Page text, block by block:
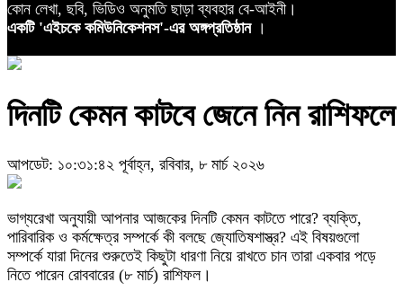
কোন লেখা, ছবি, ভিডিও অনুমতি ছাড়া ব্যবহার বে-আইনী।
একটি 'এইচকে কমিউনিকেশনস'-এর অঙ্গপ্রতিষ্ঠান ।
দিনটি কেমন কাটবে জেনে নিন রাশিফলে
আপডেট: ১০:৩১:৪২ পূর্বাহ্ন, রবিবার, ৮ মার্চ ২০২৬
ভাগ্যরেখা অনুযায়ী আপনার আজকের দিনটি কেমন কাটতে পারে? ব্যক্তি,
পারিবারিক ও কর্মক্ষেত্র সম্পর্কে কী বলছে জ্যোতিষশাস্ত্র? এই বিষয়গুলো
সম্পর্কে যারা দিনের শুরুতেই কিছুটা ধারণা নিয়ে রাখতে চান তারা একবার পড়ে
নিতে পারেন রোববারের (৮ মার্চ) রাশিফল।